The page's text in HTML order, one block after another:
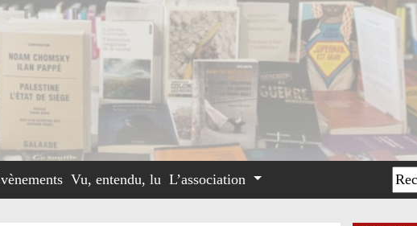
Vu, entendu, lu L’association